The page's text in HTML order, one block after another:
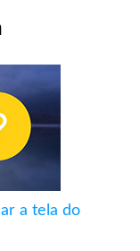
a tela do